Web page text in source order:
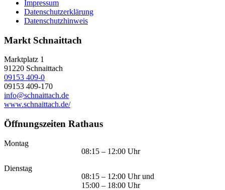
Impressum
Datenschutzerklärung
Datenschutzhinweis
Markt Schnaittach
Marktplatz 1
91220 Schnaittach
09153 409-0
09153 409-170
info@schnaittach.de
www.schnaittach.de/
Öffnungszeiten Rathaus
Montag
08:15 – 12:00 Uhr
Dienstag
08:15 – 12:00 Uhr und
15:00 – 18:00 Uhr